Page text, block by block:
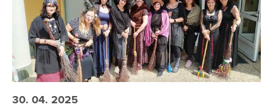
30. 04. 2025